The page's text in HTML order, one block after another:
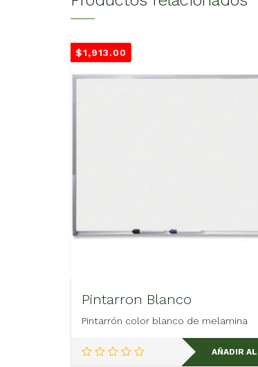
$1,913.00
Pintarron Blanco
Pintarrón color blanco de melamina
AÑADIR